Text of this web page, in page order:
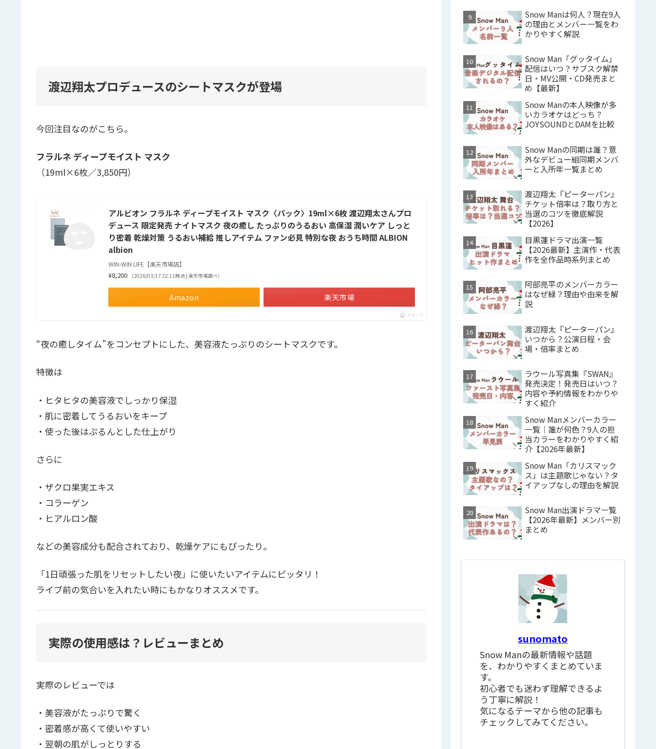
渡辺翔太プロデュースのシートマスクが登場
今回注目なのがこちら。
フラルネ ディープモイスト マスク
（19ml×6枚／3,850円）
アルビオン フラルネ ディープモイスト マスク〈パック〉19ml×6枚 渡辺翔太さんプロ
デュース 限定発売 ナイトマスク 夜の癒し たっぷりのうるおい 高保湿 潤いケア しっと
り密着 乾燥対策 うるおい補給 推しアイテム ファン必見 特別な夜 おうち時間 ALBION
albion
WIN-WIN LIFE【楽天市場店】
¥8,200 （2026/03/17 22:11時点 | 楽天市場調べ）
Amazon 楽天市場
ポチップ
“夜の癒しタイム”をコンセプトにした、美容液たっぷりのシートマスクです。
特徴は
・ヒタヒタの美容液でしっかり保湿
・肌に密着してうるおいをキープ
・使った後はぷるんとした仕上がり
さらに
・ザクロ果実エキス
・コラーゲン
・ヒアルロン酸
などの美容成分も配合されており、乾燥ケアにもぴったり。
「1日頑張った肌をリセットしたい夜」に使いたいアイテムにピッタリ！
ライブ前の気合いを入れたい時にもかなりオススメです。
実際の使用感は？レビューまとめ
実際のレビューでは
・美容液がたっぷりで驚く
・密着感が高くて使いやすい
・翌朝の肌がしっとりする
Snow Manは何人？現在9人
の理由とメンバー一覧をわ
かりやすく解説
Snow Man「グッタイム」
配信はいつ？サブスク解禁
日・MV公開・CD発売まと
め【最新】
Snow Manの本人映像が多
いカラオケはどっち？
JOYSOUNDとDAMを比較
Snow Manの同期は誰？意
外なデビュー組同期メンバ
ーと入所年一覧まとめ
渡辺翔太『ピーターパン』
チケット倍率は？取り方と
当選のコツを徹底解説
【2026】
目黒蓮ドラマ出演一覧
【2026最新】主演作・代表
作を全作品時系列まとめ
阿部亮平のメンバーカラー
はなぜ緑？理由や由来を解
説
渡辺翔太『ピーターパン』
いつから？公演日程・会
場・倍率まとめ
ラウール写真集『SWAN』
発売決定！発売日はいつ？
内容や予約情報をわかりや
すく紹介
Snow Manメンバーカラー
一覧｜誰が何色？9人の担
当カラーをわかりやすく紹
介【2026年最新】
Snow Man「カリスマック
ス」は主題歌じゃない？タ
イアップなしの理由を解説
Snow Man出演ドラマ一覧
【2026年最新】メンバー別
まとめ
sunomato
Snow Manの最新情報や話題
を、わかりやすくまとめていま
す。
初心者でも迷わず理解できるよ
う丁寧に解説！
気になるテーマから他の記事も
チェックしてみてください。